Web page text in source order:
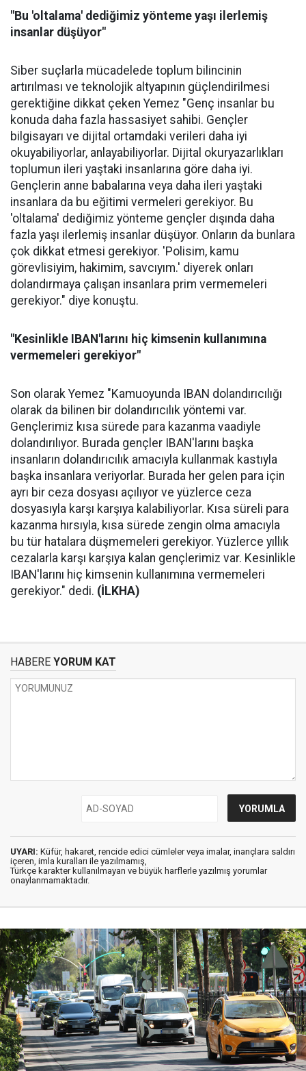
"Bu 'oltalama' dediğimiz yönteme yaşı ilerlemiş
insanlar düşüyor"
Siber suçlarla mücadelede toplum bilincinin
artırılması ve teknolojik altyapının güçlendirilmesi
gerektiğine dikkat çeken Yemez "Genç insanlar bu
konuda daha fazla hassasiyet sahibi. Gençler
bilgisayarı ve dijital ortamdaki verileri daha iyi
okuyabiliyorlar, anlayabiliyorlar. Dijital okuryazarlıkları
toplumun ileri yaştaki insanlarına göre daha iyi.
Gençlerin anne babalarına veya daha ileri yaştaki
insanlara da bu eğitimi vermeleri gerekiyor. Bu
'oltalama' dediğimiz yönteme gençler dışında daha
fazla yaşı ilerlemiş insanlar düşüyor. Onların da bunlara
çok dikkat etmesi gerekiyor. 'Polisim, kamu
görevlisiyim, hakimim, savcıyım.' diyerek onları
dolandırmaya çalışan insanlara prim vermemeleri
gerekiyor." diye konuştu.
"Kesinlikle IBAN'larını hiç kimsenin kullanımına
vermemeleri gerekiyor"
Son olarak Yemez "Kamuoyunda IBAN dolandırıcılığı
olarak da bilinen bir dolandırıcılık yöntemi var.
Gençlerimiz kısa sürede para kazanma vaadiyle
dolandırılıyor. Burada gençler IBAN'larını başka
insanların dolandırıcılık amacıyla kullanmak kastıyla
başka insanlara veriyorlar. Burada her gelen para için
ayrı bir ceza dosyası açılıyor ve yüzlerce ceza
dosyasıyla karşı karşıya kalabiliyorlar. Kısa süreli para
kazanma hırsıyla, kısa sürede zengin olma amacıyla
bu tür hatalara düşmemeleri gerekiyor. Yüzlerce yıllık
cezalarla karşı karşıya kalan gençlerimiz var. Kesinlikle
IBAN'larını hiç kimsenin kullanımına vermemeleri
gerekiyor." dedi. (İLKHA)
HABERE YORUM KAT
UYARI: Küfür, hakaret, rencide edici cümleler veya imalar, inançlara saldırı
içeren, imla kuralları ile yazılmamış,
Türkçe karakter kullanılmayan ve büyük harflerle yazılmış yorumlar
onaylanmamaktadır.